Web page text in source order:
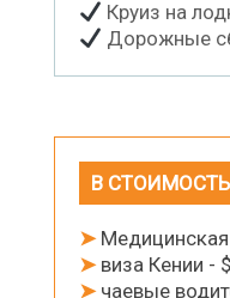
Круиз на
Дорожные
В
➤Медицинскaя
➤виза Кении -
➤чаевые